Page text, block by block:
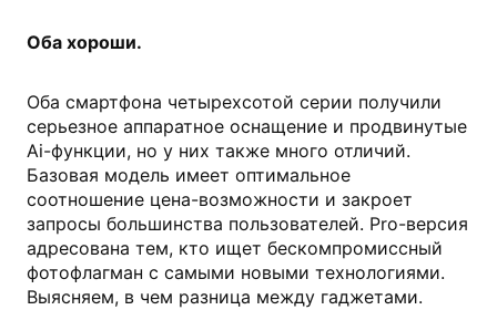
Оба хороши.
Оба смартфона четырехсотой серии получили
серьезное аппаратное оснащение и продвинутые
Ai-функции, но у них также много отличий.
Базовая модель имеет оптимальное
соотношение цена-возможности и закроет
запросы большинства пользователей. Pro-версия
адресована тем, кто ищет бескомпромиссный
фотофлагман с самыми новыми технологиями.
Выясняем, в чем разница между гаджетами.